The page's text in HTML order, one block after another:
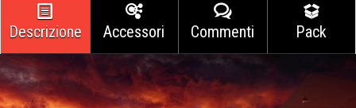
Descrizione Accessori Commenti Pack